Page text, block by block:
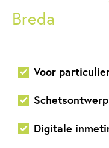
Breda
Voor
Digitale